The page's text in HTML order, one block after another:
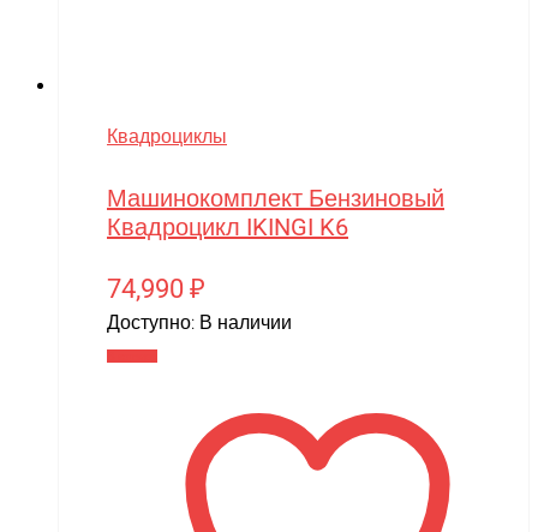
Квадроциклы
Машинокомплект Бензиновый
Квадроцикл IKINGI K6
74,990 ₽
Доступно: В наличии